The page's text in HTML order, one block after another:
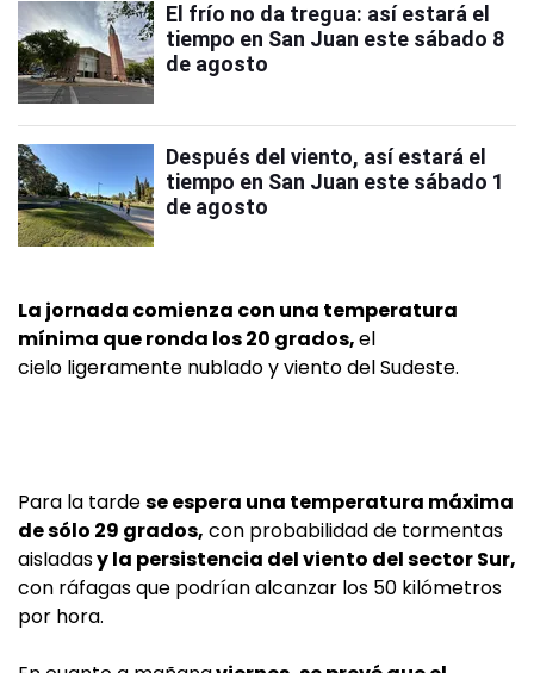
El frío no da tregua: así estará el
tiempo en San Juan este sábado 8
de agosto
Después del viento, así estará el
tiempo en San Juan este sábado 1
de agosto
La jornada comienza con una temperatura
mínima que ronda los 20 grados,el
cielo ligeramente nublado y viento del Sudeste.
Para la tardese espera una temperatura máxima
de sólo 29 grados, con probabilidad de tormentas
aisladasy la persistencia del viento del sector Sur,
con ráfagas que podrían alcanzar los 50 kilómetros
por hora.